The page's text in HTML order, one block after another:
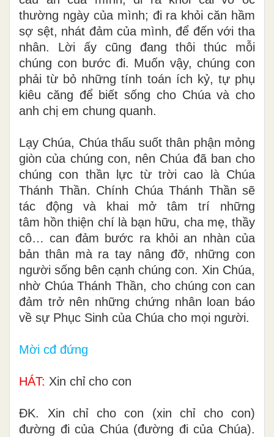
thường ngày của mình; đi ra khỏi căn hầm
sợ sệt, nhát đảm của mình, để đến với tha
nhân. Lời ấy cũng đang thôi thúc mỗi
chúng con bước đi. Muốn vậy, chúng con
phải từ bỏ những tính toán ích kỷ, tự phụ
kiêu căng để biết sống cho Chúa và cho
anh chị em chung quanh.
Lạy Chúa, Chúa thấu suốt thân phận mỏng
giòn của chúng con, nên Chúa đã ban cho
chúng con thần lực từ trời cao là Chúa
Thánh Thần. Chính Chúa Thánh Thần sẽ
tác động và khai mở tâm trí những
tâm hồn thiện chí là bạn hữu, cha mẹ, thầy
cô… can đảm bước ra khỏi an nhàn của
bản thân mà ra tay nâng đỡ, những con
người sống bên cạnh chúng con. Xin Chúa,
nhờ Chúa Thánh Thần, cho chúng con can
đảm trở nên những chứng nhân loan báo
về sự Phục Sinh của Chúa cho mọi người.
Mời cđ đứng
HÁT: Xin chỉ cho con
ÐK. Xin chỉ cho con (xin chỉ cho con)
đường đi của Chúa (đường đi của Chúa).